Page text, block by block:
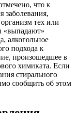
что к
заболевания,
тех или
«выпадают»
алкогольное
подхода к
произошедшее в
химиката. Если
стирального
сообщить об этом